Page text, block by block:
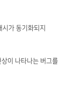
가 동기화되지
이 나타나는 버그를